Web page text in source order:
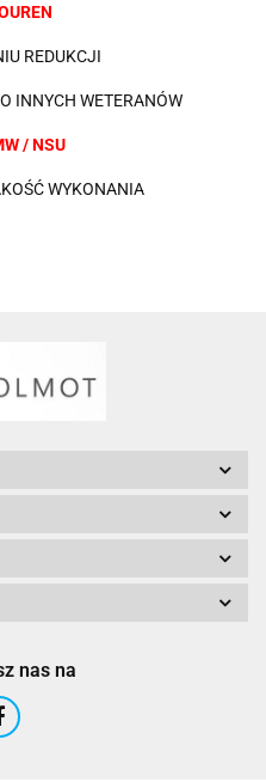
REDUKCJI
INNYCH WETERANÓW
/ NSU
WYKONANIA
nas na